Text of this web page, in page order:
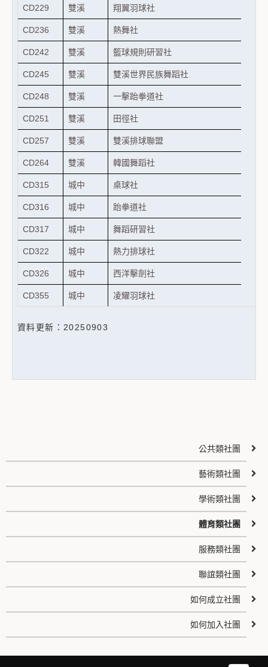
CD229 雙溪 翔翼羽球社
CD236 雙溪 熱舞社
CD242 雙溪 籃球規則研習社
CD245 雙溪 雙溪世界民族舞蹈社
CD248 雙溪 一擊跆拳道社
CD251 雙溪 田徑社
CD257 雙溪 雙溪排球聯盟
CD264 雙溪 韓國舞蹈社
CD315 城中 桌球社
CD316 城中 跆拳道社
CD317 城中 舞蹈研習社
CD322 城中 熱力排球社
CD326 城中 西洋擊劍社
CD355 城中 凌耀羽球社
資料更新：20250903
公共類社團
藝術類社團
學術類社團
體育類社團
服務類社團
聯誼類社團
如何成立社團
如何加入社團